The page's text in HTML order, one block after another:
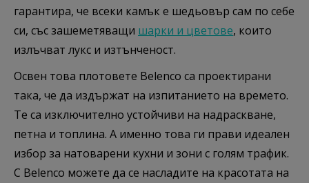
гарантира, че всеки камък е шедьовър сам по себе
си, със зашеметяващи шарки и цветове, които
излъчват лукс и изтънченост.
Освен това плотовете Belenco са проектирани
така, че да издържат на изпитанието на времето.
Те са изключително устойчиви на надраскване,
петна и топлина. А именно това ги прави идеален
избор за натоварени кухни и зони с голям трафик.
С Belenco можете да се насладите на красотата на